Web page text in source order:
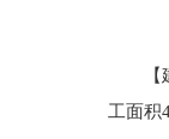
【建
工面积